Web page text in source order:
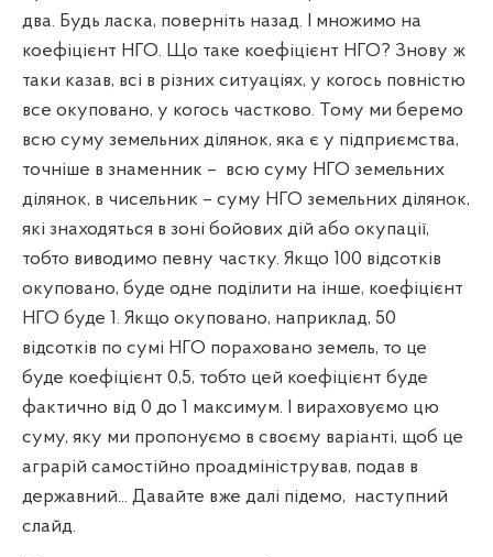
два. Будь ласка, поверніть назад. І множимо на
коефіцієнт НГО. Що таке коефіцієнт НГО? Знову ж
таки казав, всі в різних ситуаціях, у когось повністю
все окуповано, у когось частково. Тому ми беремо
всю суму земельних ділянок, яка є у підприємства,
точніше в знаменник – всю суму НГО земельних
ділянок, в чисельник – суму НГО земельних ділянок,
які знаходяться в зоні бойових дій або окупації,
тобто виводимо певну частку. Якщо 100 відсотків
окуповано, буде одне поділити на інше, коефіцієнт
НГО буде 1. Якщо окуповано, наприклад, 50
відсотків по сумі НГО пораховано земель, то це
буде коефіцієнт 0,5, тобто цей коефіцієнт буде
фактично від 0 до 1 максимум. І вираховуємо цю
суму, яку ми пропонуємо в своєму варіанті, щоб це
аграрій самостійно проадміністрував, подав в
державний... Давайте вже далі підемо, наступний
слайд.